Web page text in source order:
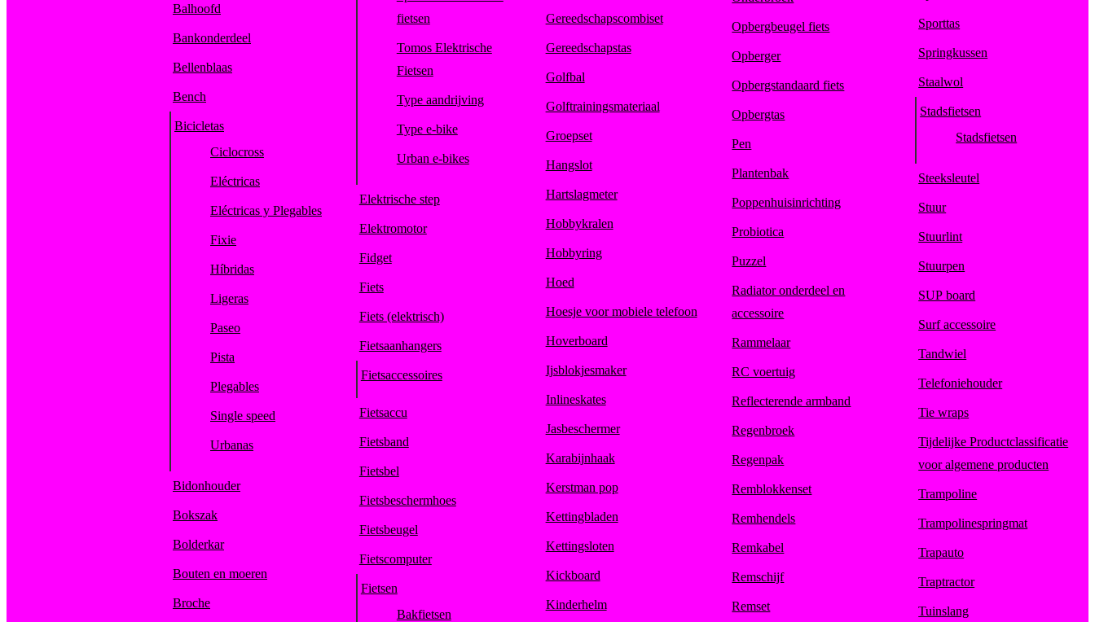
Balhoofd
Bankonderdeel
Bellenblaas
Bench
Bicicletas
Ciclocross
Eléctricas
Eléctricas y Plegables
Fixie
Híbridas
Ligeras
Paseo
Pista
Plegables
Single speed
Urbanas
Bidonhouder
Bokszak
Bolderkar
Bouten en moeren
Broche
fietsen
Tomos Elektrische
Fietsen
Type aandrijving
Type e-bike
Urban e-bikes
Elektrische step
Elektromotor
Fidget
Fiets
Fiets (elektrisch)
Fietsaanhangers
Fietsaccessoires
Fietsaccu
Fietsband
Fietsbel
Fietsbeschermhoes
Fietsbeugel
Fietscomputer
Fietsen
Bakfietsen
Gereedschapscombiset
Gereedschapstas
Golfbal
Golftrainingsmateriaal
Groepset
Hangslot
Hartslagmeter
Hobbykralen
Hobbyring
Hoed
Hoesje voor mobiele telefoon
Hoverboard
Ijsblokjesmaker
Inlineskates
Jasbeschermer
Karabijnhaak
Kerstman pop
Kettingbladen
Kettingsloten
Kickboard
Kinderhelm
Opbergbeugel fiets
Opberger
Opbergstandaard fiets
Opbergtas
Pen
Plantenbak
Poppenhuisinrichting
Probiotica
Puzzel
Radiator onderdeel en
accessoire
Rammelaar
RC voertuig
Reflecterende armband
Regenbroek
Regenpak
Remblokkenset
Remhendels
Remkabel
Remschijf
Remset
Sporttas
Springkussen
Staalwol
Stadsfietsen
Stadsfietsen
Steeksleutel
Stuur
Stuurlint
Stuurpen
SUP board
Surf accessoire
Tandwiel
Telefoniehouder
Tie wraps
Tijdelijke Productclassificatie
voor algemene producten
Trampoline
Trampolinespringmat
Trapauto
Traptractor
Tuinslang